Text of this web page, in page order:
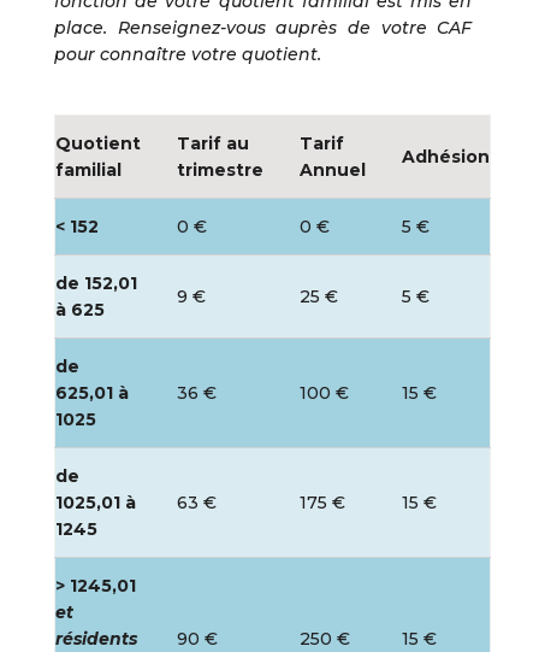
place. Renseignez-vous auprès de votre CAF
pour connaître votre quotient.
Quotient
familial
Tarif au
trimestre
Tarif
Annuel
Adhésion
< 152 0 € 0 € 5 €
de 152,01
à 625
9 € 25 € 5 €
de
625,01 à
1025
36 € 100 € 15 €
de
1025,01 à
1245
63 € 175 € 15 €
> 1245,01
et
résidents
90 € 250 € 15 €